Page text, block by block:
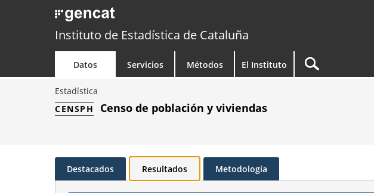
Instituto de Estadística de Cataluña
Datos Servicios Métodos El Instituto
Estadística
CENSPH
Censo de población y viviendas
Destacados Resultados Metodología